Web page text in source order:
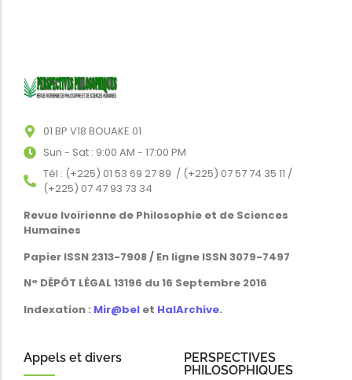
01 BP V18 BOUAKE 01
Sun - Sat : 9:00 AM - 17:00 PM
Tél : (+225) 01 53 69 27 89 / (+225) 07 57 74 35 11 /
(+225) 07 47 93 73 34
Revue Ivoirienne de Philosophie et de Sciences
Humaines
Papier ISSN 2313-7908 / En ligne ISSN 3079-7497
N° DÉPÔT LÉGAL 13196 du 16 Septembre 2016
Indexation : Mir@bel et HalArchive.
Appels et divers
PERSPECTIVES
PHILOSOPHIQUES